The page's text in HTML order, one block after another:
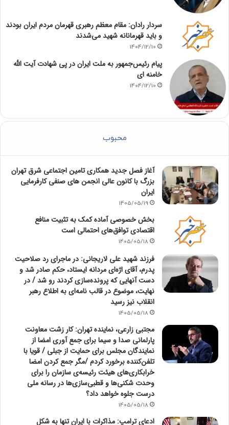
سردار رادان: مقام معظم رهبری قهرمان مردم ایران بودند
و باید قهرمانانه شهید می‌شدند
1404/12/10
پیام رئیس‌جمهور به ملت ایران در پی شهادت آیت الله
خامنه ای
1404/12/10
محبوب
آغاز فصل جدید همکاری تامین اجتماعی شرق تهران
بزرگ با کانون عالی انجمن های صنفی کارفرمایی
ایران
1405/05/19
بخش خصوصی آماده کمک به تثبیت منافع
اقتصادی توافق‌های احتمالی است
1405/05/18
فرزند شهید علی لاریجانی: در ماجرای رد صلاحیت
پدرم، آقای اژه‌ای مردانه ایستاد، حکم صادر شد و
دست آنهایی که پرونده‌سازی کردند رو شد / در
نهایت، موضوع در قالب نامه‌ای به اطلاع رهبر
انقلاب نیز رسید
1405/05/18
مجتبی زارعی، نماینده تهران: کار زشت معاونت
پارلمانی صدا و سیما برای جمع آوری امضا از
نمایندگان مجلس برای حمایت از جبلی / قویا با
تلفن‌کننده برخورد کردم /مگر جمع کردن امضا
خرابکاری‌های هیئت رئیسه‌ی سازمان را برای
وحدت شکنی‌ها و قطبی‌سازی‌ها در رسانه ملی
درست جلوه خواهد داد؟
1405/05/18
ادعای ترامپ: مذاکرات با ایران تنها به شکل